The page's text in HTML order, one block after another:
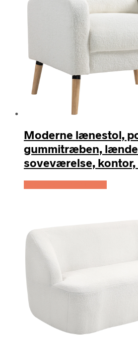
Moderne lænestol,
gummitræben,
soveværelse, kontor,